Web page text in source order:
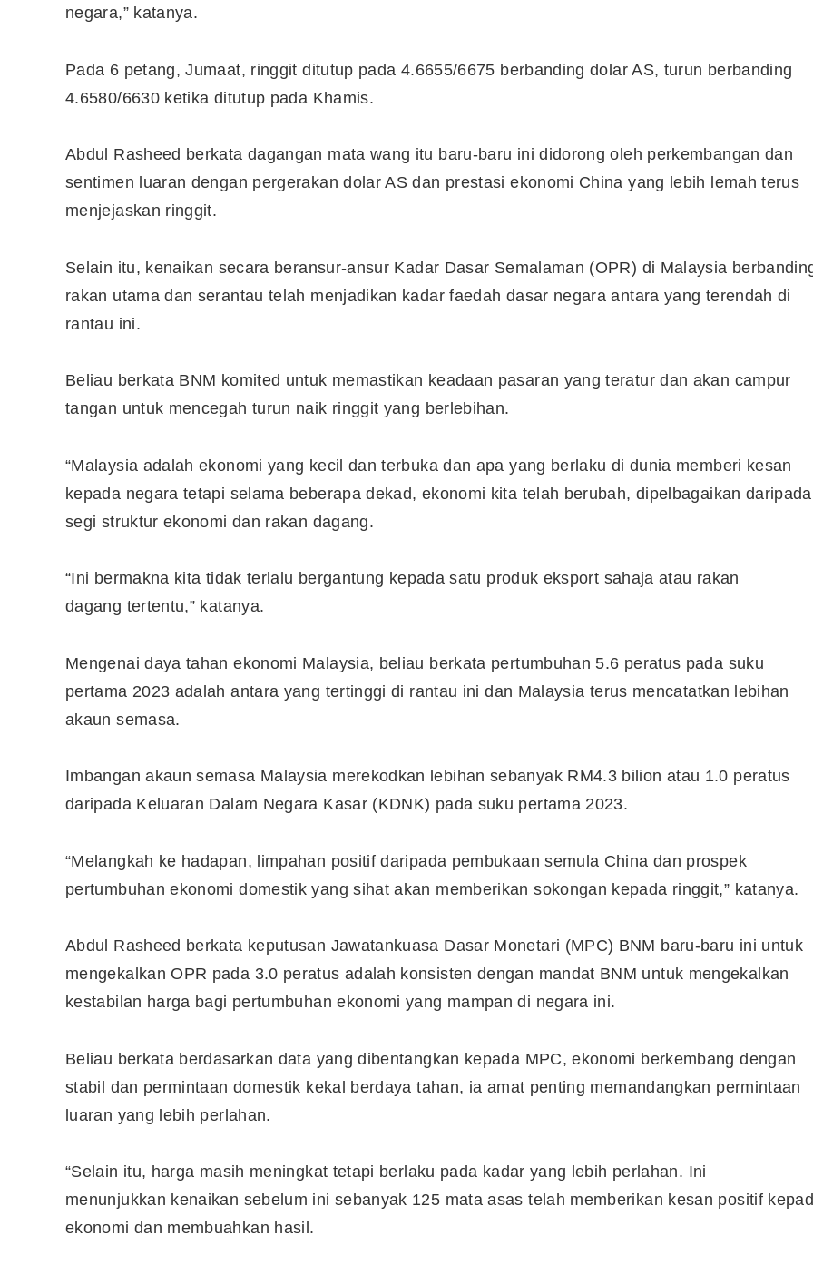
negara,” katanya.
Pada 6 petang, Jumaat, ringgit ditutup pada 4.6655/6675 berbanding dolar AS, turun berbanding
4.6580/6630 ketika ditutup pada Khamis.
Abdul Rasheed berkata dagangan mata wang itu baru-baru ini didorong oleh perkembangan dan
sentimen luaran dengan pergerakan dolar AS dan prestasi ekonomi China yang lebih lemah terus
menjejaskan ringgit.
Selain itu, kenaikan secara beransur-ansur Kadar Dasar Semalaman (OPR) di Malaysia
rakan utama dan serantau telah menjadikan kadar faedah dasar negara antara yang terendah di
rantau ini.
Beliau berkata BNM komited untuk memastikan keadaan pasaran yang teratur dan akan campur
tangan untuk mencegah turun naik ringgit yang berlebihan.
“Malaysia adalah ekonomi yang kecil dan terbuka dan apa yang berlaku di dunia memberi kesan
kepada negara tetapi selama beberapa dekad, ekonomi kita telah berubah, dipelbagaikan daripada
segi struktur ekonomi dan rakan dagang.
“Ini bermakna kita tidak terlalu bergantung kepada satu produk eksport sahaja atau rakan
dagang tertentu,” katanya.
Mengenai daya tahan ekonomi Malaysia, beliau berkata pertumbuhan 5.6 peratus pada suku
pertama 2023 adalah antara yang tertinggi di rantau ini dan Malaysia terus mencatatkan lebihan
akaun semasa.
Imbangan akaun semasa Malaysia merekodkan lebihan sebanyak RM4.3 bilion atau 1.0 peratus
daripada Keluaran Dalam Negara Kasar (KDNK) pada suku pertama 2023.
“Melangkah ke hadapan, limpahan positif daripada pembukaan semula China dan prospek
pertumbuhan ekonomi domestik yang sihat akan memberikan sokongan kepada ringgit,” katanya.
Abdul Rasheed berkata keputusan Jawatankuasa Dasar Monetari (MPC) BNM baru-baru ini untuk
mengekalkan OPR pada 3.0 peratus adalah konsisten dengan mandat BNM untuk mengekalkan
kestabilan harga bagi pertumbuhan ekonomi yang mampan di negara ini.
Beliau berkata berdasarkan data yang dibentangkan kepada MPC, ekonomi berkembang dengan
stabil dan permintaan domestik kekal berdaya tahan, ia amat penting memandangkan permintaan
luaran yang lebih perlahan.
“Selain itu, harga masih meningkat tetapi berlaku pada kadar yang lebih perlahan. Ini
menunjukkan kenaikan sebelum ini sebanyak 125 mata asas telah memberikan kesan positif
ekonomi dan membuahkan hasil.
Perlu Tahu Tentang Pelaburan
Saham
(2018)